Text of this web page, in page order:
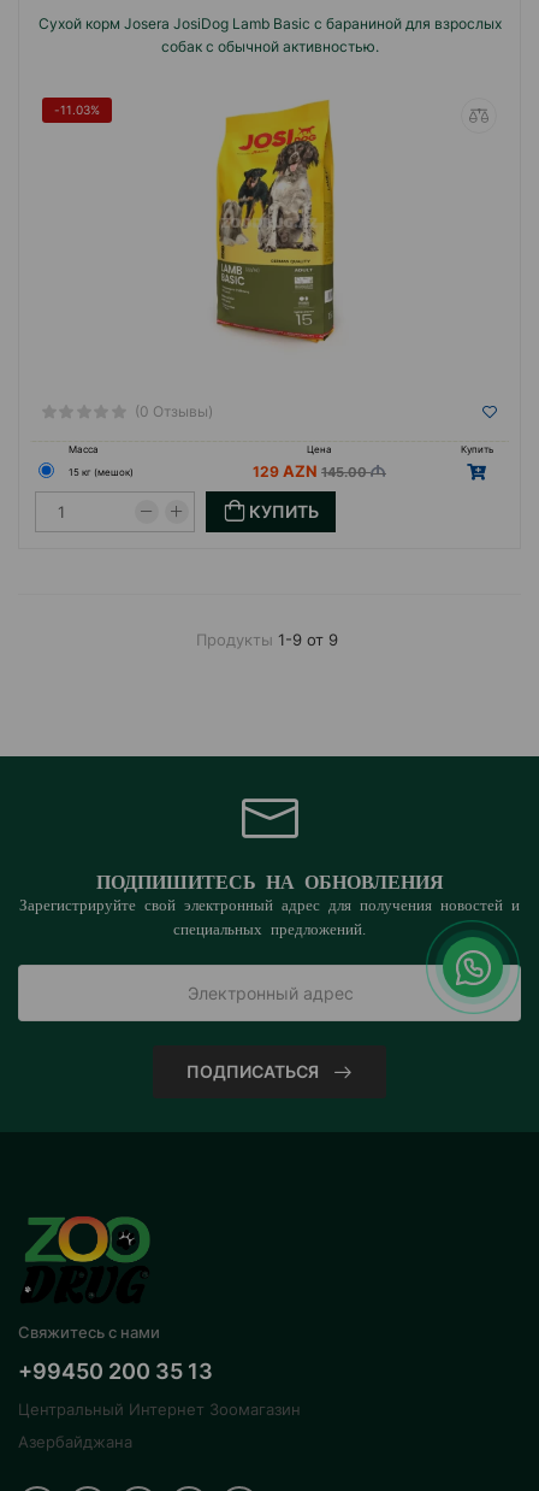
Сухой корм Josera JosiDog Lamb Basic с бараниной для взрослых
собак с обычной активностью.
-11.03%
(0 Отзывы)
Масса Цена
Купить
15 кг (мешок)
129 145.00
КУПИТЬ
Продукты 1-9 от 9
ПОДПИШИТЕСЬ НА ОБНОВЛЕНИЯ
Зарегистрируйте свой электронный адрес для получения новостей и
специальных предложений.
ПОДПИСАТЬСЯ
Свяжитесь с нами
+99450 200 35 13
Центральный Интернет Зоомагазин
Азербайджана